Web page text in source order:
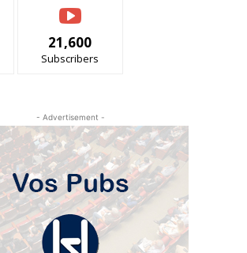
21,600
Subscribers
- Advertisement -